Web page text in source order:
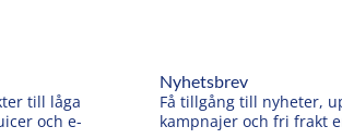
till låga
och e-
Nyhetsbrev
Få tillgång till nyheter,
kampnajer och fri frakt